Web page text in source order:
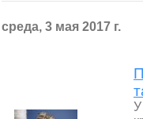
среда, 3 мая 2017 г.
У